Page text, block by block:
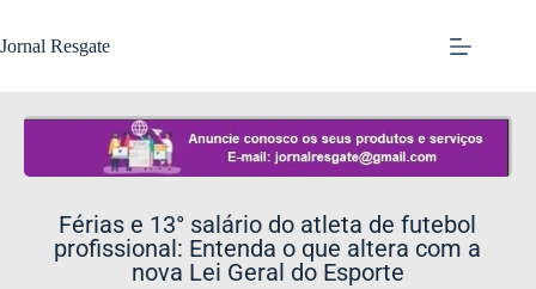
Jornal Resgate
Férias e 13° salário do atleta de futebol
profissional: Entenda o que altera com a
nova Lei Geral do Esporte